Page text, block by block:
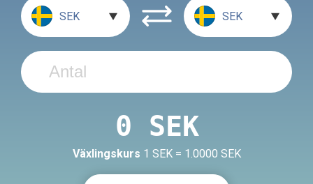
SEK SEK
Växlingskurs 1 SEK = 1.0000 SEK